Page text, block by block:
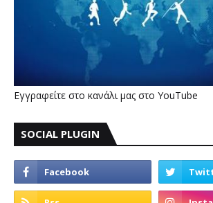
Εγγραφείτε στο κανάλι μας στο YouTube
SOCIAL PLUGIN